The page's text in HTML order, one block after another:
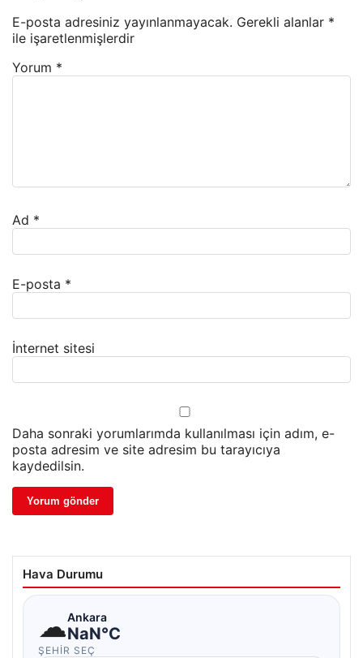
E-posta adresiniz yayınlanmayacak. Gerekli alanlar *
ile işaretlenmişlerdir
Yorum *
Ad *
E-posta *
İnternet sitesi
Daha sonraki yorumlarımda kullanılması için adım, e-
posta adresim ve site adresim bu tarayıcıya
kaydedilsin.
Hava Durumu
☁Ankara
NaN°C
ŞEHIR SEÇ